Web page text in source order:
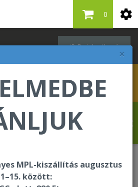
×
MPL-kiszállítás augusztus
1–15. között:
Bejelentkezés
0
üdvözli Önt a Forever Living
áruházában!
and Aloe Combo Mini Tripack